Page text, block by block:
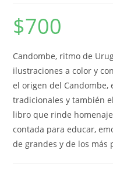
$700
Candombe, ritmo de
ilustraciones a color y
el origen del
tradicionales y también
libro que rinde
contada para educar,
de grandes y de los más